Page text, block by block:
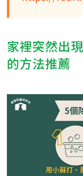
家裡突然出
的方法推薦